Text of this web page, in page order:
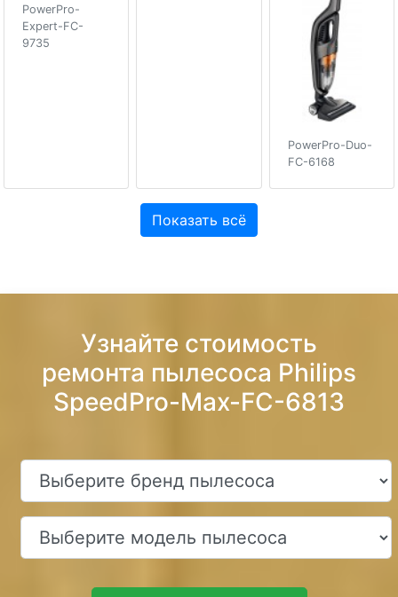
PowerPro-
Expert-FC-
9735
PowerPro-Duo-
FC-6168
Показать всё
Узнайте стоимость
ремонта пылесоса Philips
SpeedPro-Max-FC-6813